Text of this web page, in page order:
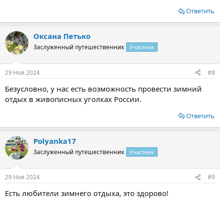
Ответить
Оксана Петько
Заслуженный путешественник Участник
29 Ноя 2024 #8
Безусловно, у нас есть возможность провести зимний
отдых в живописных уголках России.
Ответить
Polyanka17
Заслуженный путешественник Участник
29 Ноя 2024 #9
Есть любители зимнего отдыха, это здорово!